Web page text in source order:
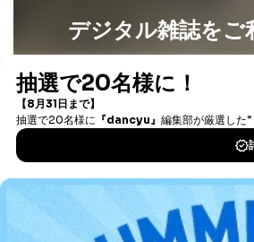
デジタル雑誌をご
書籍）が無料で読み
DOWNLOAD FOR
DOWNLOAD FOR